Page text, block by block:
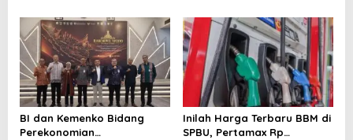
BI dan Kemenko Bidang
Perekonomian
Inilah Harga Terbaru BBM di
SPBU, Pertamax Rp